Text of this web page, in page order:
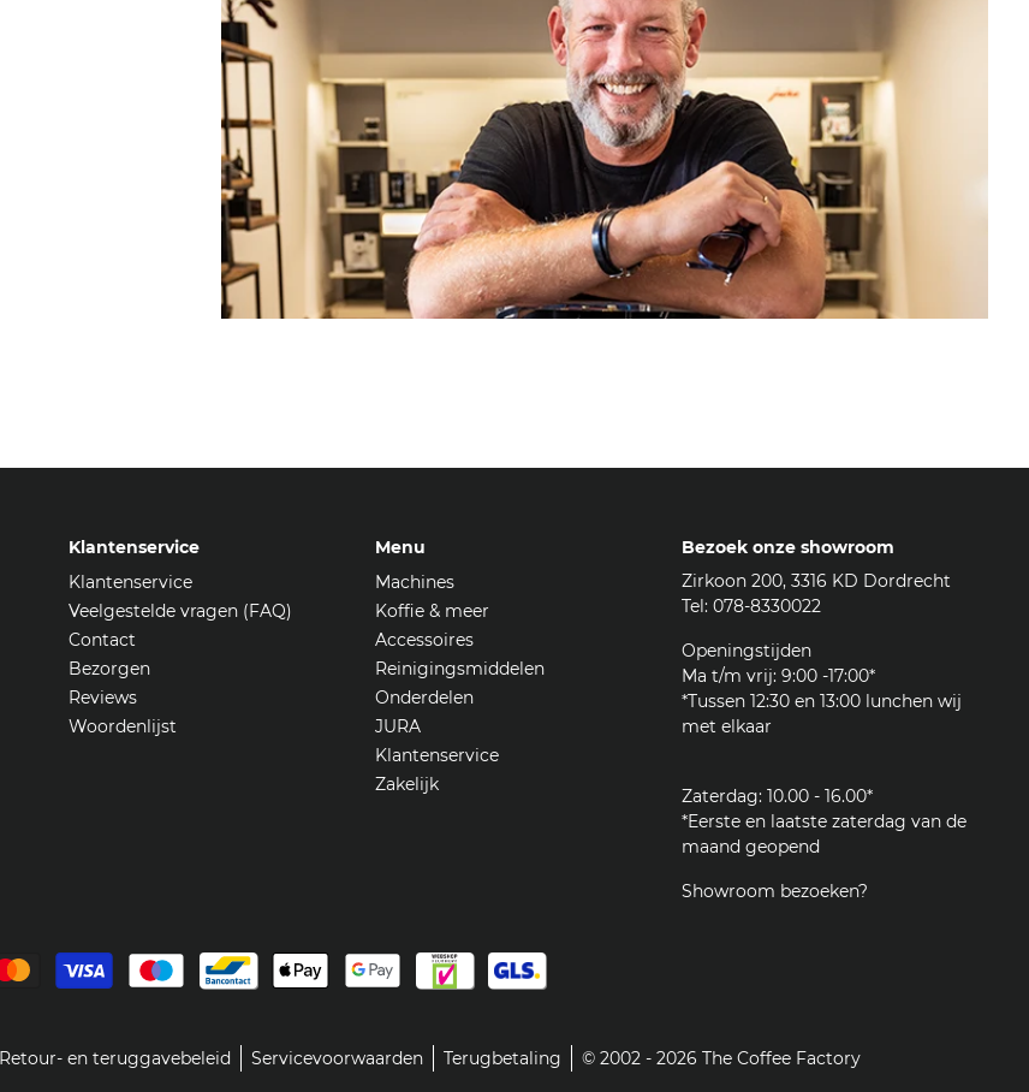
Klantenservice
Klantenservice
Veelgestelde vragen (FAQ)
Contact
Bezorgen
Reviews
Woordenlijst
Menu
Machines
Koffie & meer
Accessoires
Reinigingsmiddelen
Onderdelen
JURA
Klantenservice
Zakelijk
Bezoek onze showroom
Zirkoon 200, 3316 KD Dordrecht
Tel: 078-8330022
Openingstijden
Ma t/m vrij: 9:00 -17:00*
*Tussen 12:30 en 13:00 lunchen wij
met elkaar
Zaterdag: 10.00 - 16.00*
*Eerste en laatste zaterdag van de
maand geopend
Showroom bezoeken?
Retour- en teruggavebeleid Servicevoorwaarden Terugbetaling © 2002 - 2026 The Coffee Factory